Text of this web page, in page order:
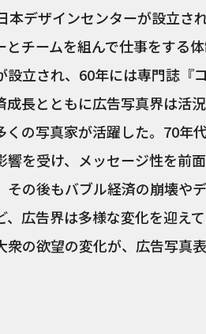
本デザインセンターが設立さ
とチームを組んで仕事をする
設立され、60年には専門誌『
成長とともに広告写真界は活
くの写真家が活躍した。70年
響を受け、メッセージ性を前
その後もバブル経済の崩壊や
、広告界は多様な変化を迎え
衆の欲望の変化が、広告写真